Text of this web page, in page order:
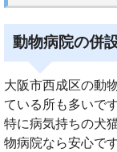
動物病院の併
大阪市西成区の動
ている所も多いです
特に病気持ちの犬
物病院なら安心です